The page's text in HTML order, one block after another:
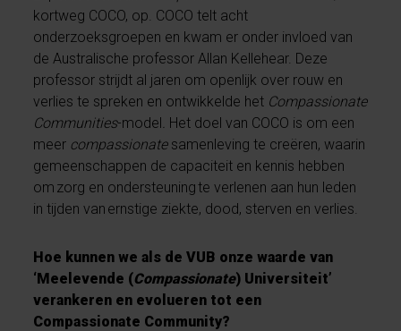
kortweg COCO, op. COCO telt acht
onderzoeksgroepen en kwam er onder invloed van
de Australische professor Allan Kellehear. Deze
professor strijdt al jaren om openlijk over rouw en
verlies te spreken en ontwikkelde het Compassionate
Communities-model Het doel van COCO is om een
meer compassionate samenleving te creëren, waarin
gemeenschappen de capaciteit en kennis hebben
om zorg en ondersteuning te verlenen aan hun leden
in tijden van ernstige ziekte, dood, sterven en verlies.
Hoe kunnen we als de VUB onze waarde van
‘Meelevende (Compassionate) Universiteit’
verankeren en evolueren tot een
Compassionate Community?